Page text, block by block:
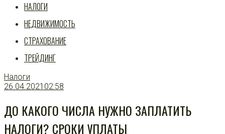
НАЛОГИ
НЕДВИЖИМОСТЬ
СТРАХОВАНИЕ
ТРЕЙДИНГ
Налоги
26.04.2021 02:58
ДО КАКОГО ЧИСЛА НУЖНО ЗАПЛАТИТЬ
НАЛОГИ? СРОКИ УПЛАТЫ